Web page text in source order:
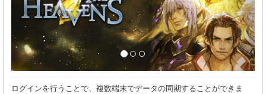
ログインを行うことで、複数端末でデータの同期することができま